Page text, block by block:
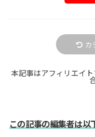
カ
本記事はアフィリエイ
この記事の編集者は以